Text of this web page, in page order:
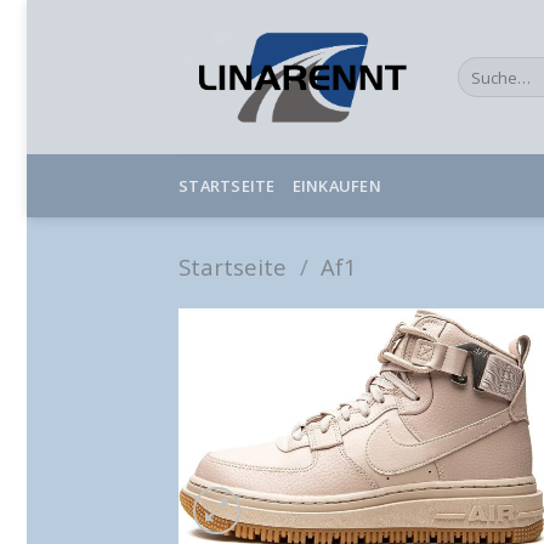
Suche
nach:
STARTSEITE EINKAUFEN
Startseite / Af1